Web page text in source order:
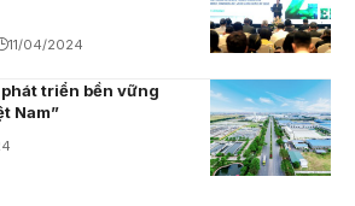
11/04/2024
triển bền vững
Nam”